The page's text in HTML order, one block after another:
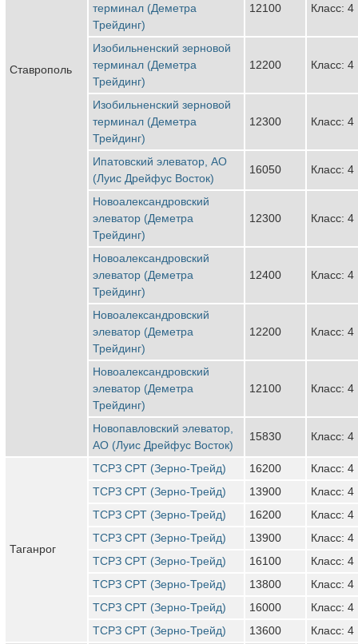
Ставрополь
терминал (Деметра
Трейдинг)
12100 Класс: 4
Изобильненский зерновой
терминал (Деметра
Трейдинг)
12200 Класс: 4
Изобильненский зерновой
терминал (Деметра
Трейдинг)
12300 Класс: 4
Ипатовский элеватор, АО
(Луис Дрейфус Восток)
16050 Класс: 4
Новоалександровский
элеватор (Деметра
Трейдинг)
12300 Класс: 4
Новоалександровский
элеватор (Деметра
Трейдинг)
12400 Класс: 4
Новоалександровский
элеватор (Деметра
Трейдинг)
12200 Класс: 4
Новоалександровский
элеватор (Деметра
Трейдинг)
12100 Класс: 4
Новопавловский элеватор,
АО (Луис Дрейфус Восток)
15830 Класс: 4
Таганрог
ТСРЗ CPT (Зерно-Трейд) 16200
Класс: 4
ТСРЗ CPT (Зерно-Трейд)
13900
Класс: 4
ТСРЗ CPT (Зерно-Трейд)
16200
Класс: 4
ТСРЗ CPT (Зерно-Трейд)
13900
Класс: 4
ТСРЗ CPT (Зерно-Трейд)
16100
Класс: 4
ТСРЗ CPT (Зерно-Трейд)
13800
Класс: 4
ТСРЗ CPT (Зерно-Трейд)
16000
Класс: 4
ТСРЗ CPT (Зерно-Трейд)
13600 Класс: 4